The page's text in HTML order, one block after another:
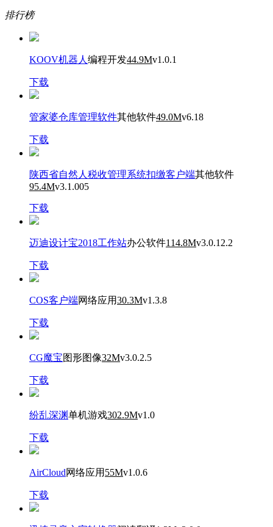
排行榜
KOOV机器人 编程开发44.9Mv1.0.1
下载
管家婆仓库管理软件其他软件49.0Mv6.18
下载
陕西省自然人税收管理系统扣缴客户端其他软件
95.4Mv3.1.005
下载
迈迪设计宝2018工作站办公软件114.8Mv3.0.12.2
下载
COS客户端网络应用30.3Mv1.3.8
下载
CG魔宝图形图像32Mv3.0.2.5
下载
纷乱深渊单机游戏302.9Mv1.0
下载
AirCloud网络应用 55Mv1.0.6
下载